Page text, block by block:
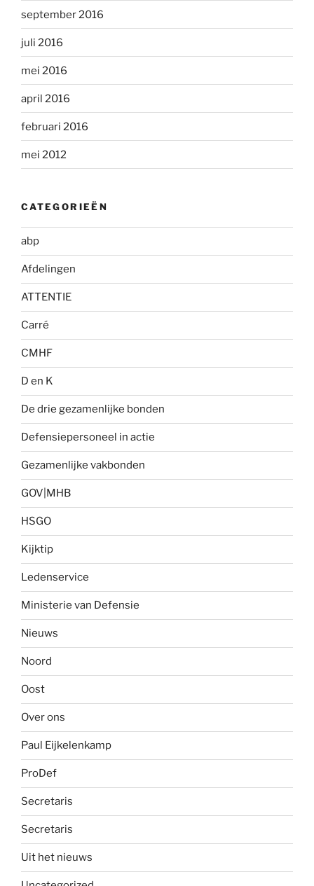
september 2016
juli 2016
mei 2016
april 2016
februari 2016
mei 2012
CATEGORIEËN
abp
Afdelingen
ATTENTIE
Carré
CMHF
D en K
De drie gezamenlijke bonden
Defensiepersoneel in actie
Gezamenlijke vakbonden
GOV|MHB
HSGO
Kijktip
Ledenservice
Ministerie van Defensie
Nieuws
Noord
Oost
Over ons
Paul Eijkelenkamp
ProDef
Secretaris
Secretaris
Uit het nieuws